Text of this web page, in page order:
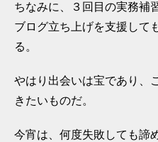
ちなみに、３回目の実務補
ブログ立ち上げを支援して
る。
やはり出会いは宝であり、
きたいものだ。
今宵は、何度失敗しても諦